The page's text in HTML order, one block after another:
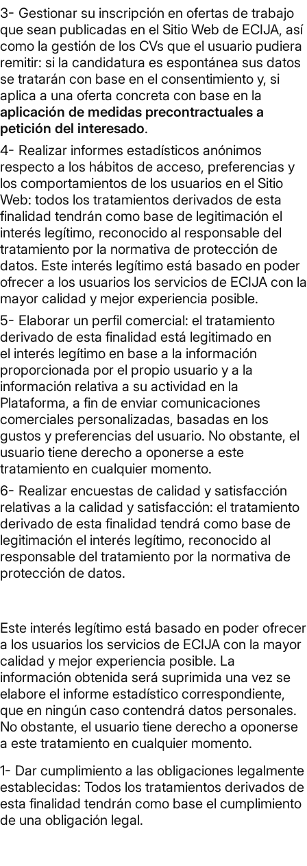
Gestionar su inscripción en ofertas de trabajo
que sean publicadas en el Sitio Web de ECIJA, así
como la gestión de los CVs que el usuario pudiera
remitir: si la candidatura es espontánea sus datos
se tratarán con base en el consentimiento y, si
aplica a una oferta concreta con base en la
aplicación de medidas precontractuales a
petición del interesado.
Realizar informes estadísticos anónimos
respecto a los hábitos de acceso, preferencias y
los comportamientos de los usuarios en el Sitio
Web: todos los tratamientos derivados de esta
finalidad tendrán como base de legitimación el
interés legítimo, reconocido al responsable del
tratamiento por la normativa de protección de
datos. Este interés legítimo está basado en poder
ofrecer a los usuarios los servicios de ECIJA con la
mayor calidad y mejor experiencia posible.
Elaborar un perfil comercial: el tratamiento
derivado de esta finalidad está legitimado en
el interés legítimo en base a la información
proporcionada por el propio usuario y a la
información relativa a su actividad en la
Plataforma, a fin de enviar comunicaciones
comerciales personalizadas, basadas en los
gustos y preferencias del usuario. No obstante, el
usuario tiene derecho a oponerse a este
tratamiento en cualquier momento.
Realizar encuestas de calidad y satisfacción
relativas a la calidad y satisfacción: el tratamiento
derivado de esta finalidad tendrá como base de
legitimación el interés legítimo, reconocido al
responsable del tratamiento por la normativa de
protección de datos.
Este interés legítimo está basado en poder ofrecer
a los usuarios los servicios de ECIJA con la mayor
calidad y mejor experiencia posible. La
información obtenida será suprimida una vez se
elabore el informe estadístico correspondiente,
que en ningún caso contendrá datos personales.
No obstante, el usuario tiene derecho a oponerse
a este tratamiento en cualquier momento.
Dar cumplimiento a las obligaciones legalmente
establecidas: Todos los tratamientos derivados de
esta finalidad tendrán como base el cumplimiento
de una obligación legal.